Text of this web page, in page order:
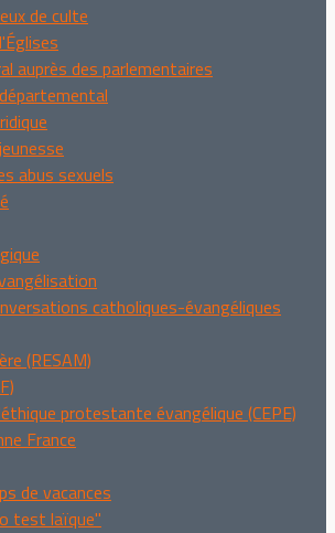
de culte
auprès des parlementaires
abus sexuels
catholiques-évangéliques
(RESAM)
protestante évangélique (CEPE)
France
de vacances
test laïque"